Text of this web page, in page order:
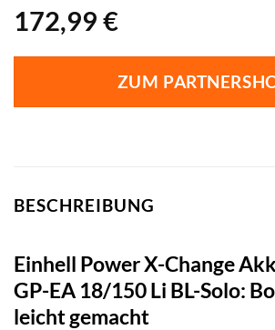
172,99 €
ZUM
BESCHREIBUNG
Einhell Power X-Change
GP-EA 18/150 Li BL-Solo:
leicht gemacht